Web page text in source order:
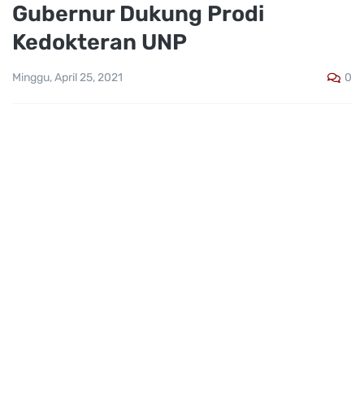
Gubernur Dukung Prodi
Kedokteran UNP
Minggu, April 25, 2021 0